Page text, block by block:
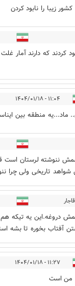
زیبا را نابود کردن
کردند که دارند آمار
۱۱:۰۴ - ۱۴۰۴/۰۱/۱۸
ماد...یه منطقه بین
ننوشته لرستان است
شواهد تاریخی ولی چرا
دروغه.این یه تیکه
آفتاب بخوره تا بشه
۱۱:۲۷ - ۱۴۰۴/۰۱/۱۸
من است